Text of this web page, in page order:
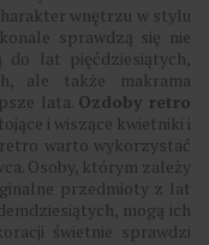
wnętrzu w stylu
sprawdzą się nie
lat pięćdziesiątych,
ale także makrama
lata. Ozdoby retro
i wiszące kwietniki i
warto wykorzystać
Osoby, którym zależy
przedmioty z lat
mogą ich
świetnie sprawdzi